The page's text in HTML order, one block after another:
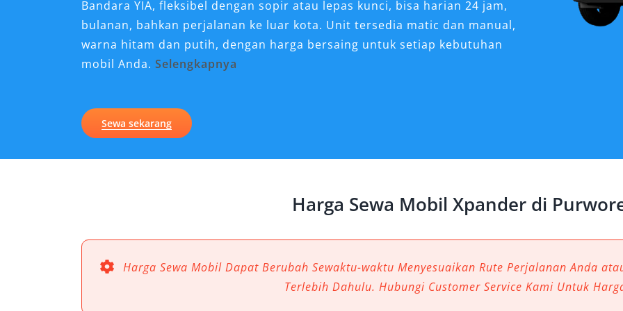
Bandara YIA, fleksibel dengan sopir atau lepas kunci, bisa harian 24 jam,
bulanan, bahkan perjalanan ke luar kota. Unit tersedia matic dan manual,
warna hitam dan putih, dengan harga bersaing untuk setiap kebutuhan
mobil Anda.Selengkapnya
untuk Perjalanan di Purworejo?
pilihan terbaik adalah sewa mobil Xpander Purworejo. Selain desain modern
kebutuhan perjalanan, baik pribadi, bisnis, maupun wisata. Tak heran,
layanan rental mobil Xpander Purworejo semakin diminati karena
memberikan solusi praktis dengan harga bersaing dan layanan terpercaya.
Sewa sekarang
Harga Sewa Mobil Xpander di
Harga Sewa Mobil Dapat Berubah Sewaktu-waktu Menyesuaikan Rute Perjalanan Anda
Terlebih Dahulu. Hubungi Customer Service Kami Untuk